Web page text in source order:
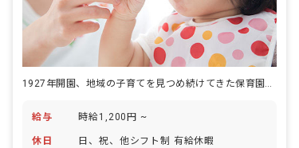
1927年開園、地域の子育てを見つめ続けてきた保育園で四季の行事に子どもと向き合う。
給与 時給1,200円 ~
休日 日、祝、他シフト制 有給休暇